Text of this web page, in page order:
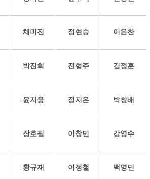
채미진 정현승 이윤찬
박진희 전형주 김정훈
윤지웅 정지온 박창배
장호필 이창민 강영수
황규재 이정철 백영민